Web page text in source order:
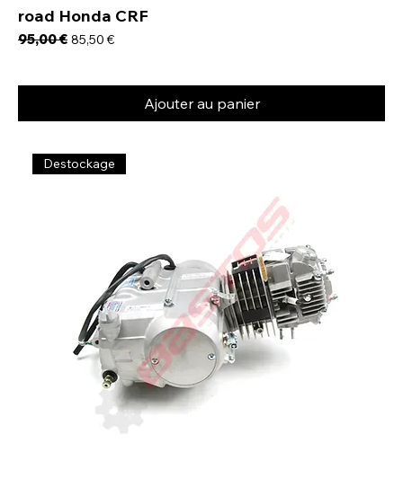
road Honda CRF
Prix original
95,00 € Prix promotionnel
85,50 €
Ajouter au panier
Destockage